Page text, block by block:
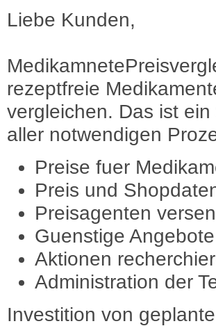
Liebe Kunden,
rezeptfreie
vergleichen. Das ist
aller notwendigen
Preise fuer
Preis und
Preisagenten
Guenstige
Aktionen
Administration der
Investition von